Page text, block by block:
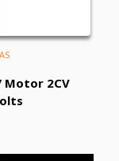
Motor 2CV